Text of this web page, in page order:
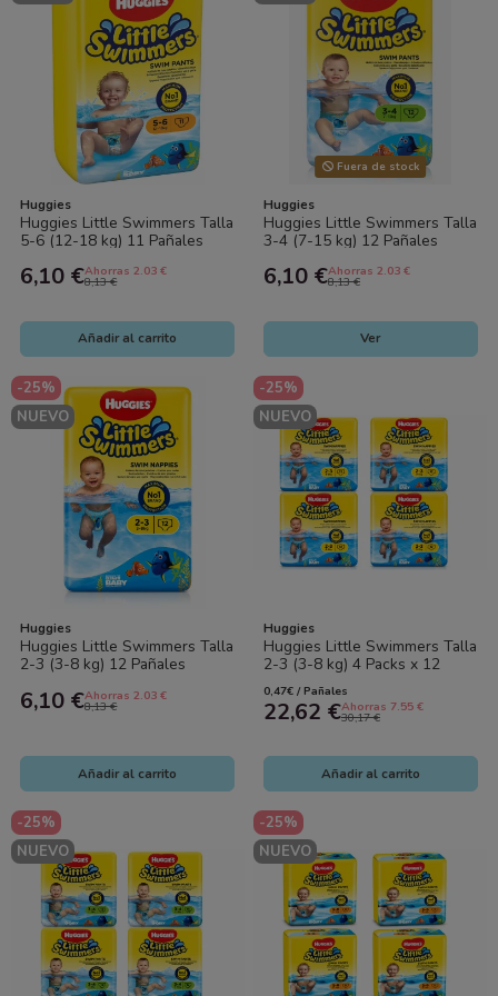
Huggies
Huggies Little Swimmers Talla
5-6 (12-18 kg) 11 Pañales
6,10 €Ahorras 2.03 €
8,13 €
Añadir al carrito
Fuera de stock
Huggies
Huggies Little Swimmers Talla
3-4 (7-15 kg) 12 Pañales
6,10 €Ahorras 2.03 €
8,13 €
Ver
-25%
NUEVO
Huggies
Huggies Little Swimmers Talla
2-3 (3-8 kg) 12 Pañales
Agua...
6,10 €Ahorras 2.03 €
8,13 €
Añadir al carrito
-25%
NUEVO
Huggies
Huggies Little Swimmers Talla
2-3 (3-8 kg) 4 Packs x 12
Pañales de Agua | Para
Piscina...
0,47€ / Pañales
22,62 €Ahorras 7.55 €
30,17 €
Añadir al carrito
-25%
NUEVO
-25%
NUEVO